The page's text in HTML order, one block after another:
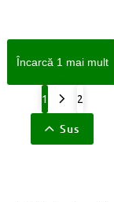
Încarcă 1 mai mult
1 2
Sus